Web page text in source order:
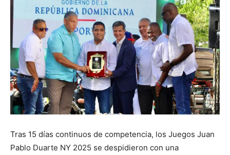
Tras 15 días continuos de competencia, los Juegos Juan
Pablo Duarte NY 2025 se despidieron con una